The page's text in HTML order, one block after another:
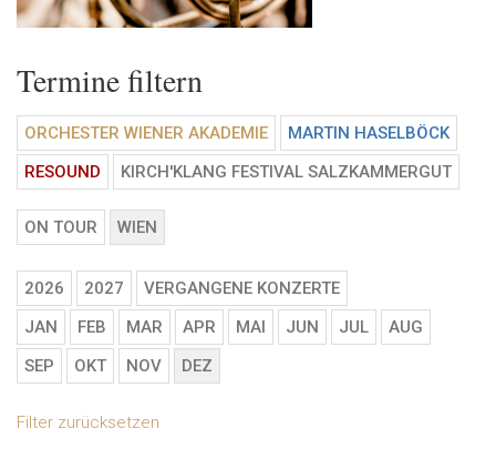
Termine filtern
ORCHESTER WIENER AKADEMIE
MARTIN HASELBÖCK
RESOUND
KIRCH'KLANG FESTIVAL SALZKAMMERGUT
ON TOUR WIEN
2026 2027
VERGANGENE KONZERTE
JAN
FEB MAR APR MAI JUN JUL
AUG
SEP
OKT NOV DEZ
Filter zurücksetzen